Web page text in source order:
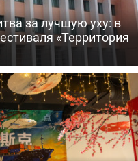
за лучшую уху: в
«Территория